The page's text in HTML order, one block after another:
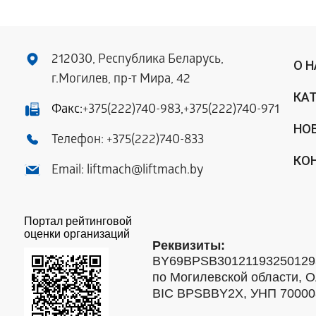
212030, Республика Беларусь,
г.Могилев, пр-т Мира, 42
Факс:+375(222)740-983,+375(222)740-971
Телефон: +375(222)740-833
Email: liftmach@liftmach.by
О
Портал рейтинговой
оценки организаций
Реквизиты:
по Могилевской области,
BIC BPSBBY2X, УНП